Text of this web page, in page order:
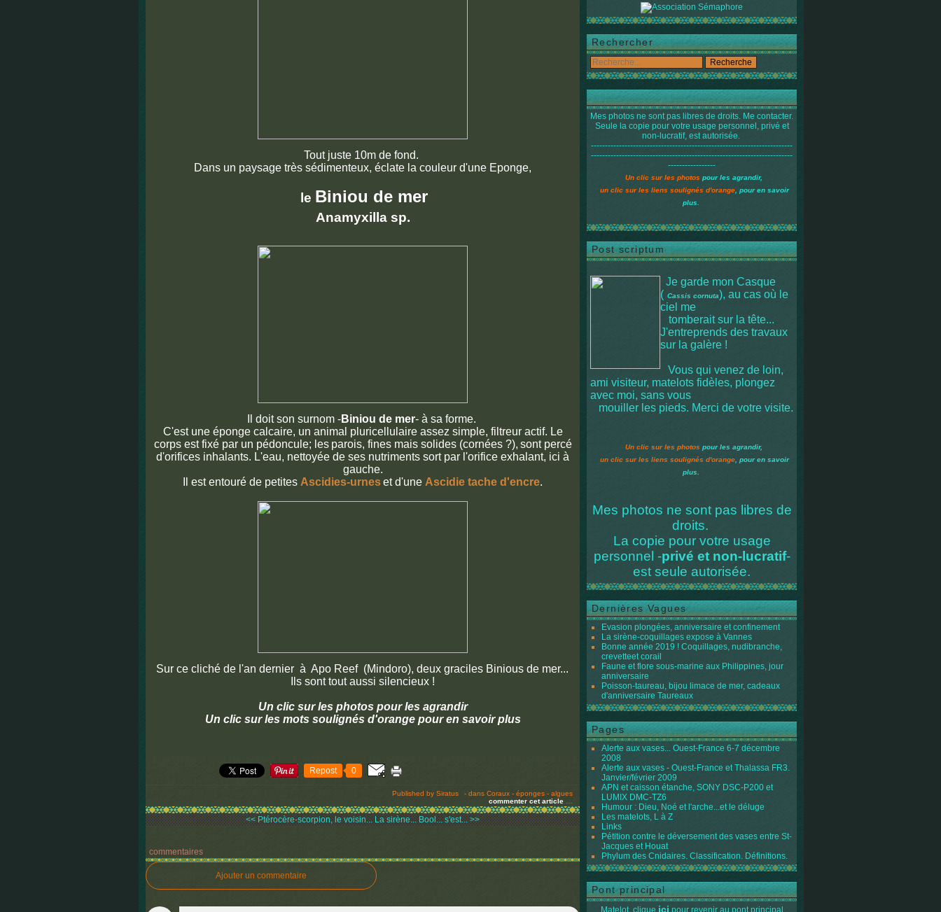
Tout juste 10m de fond.
Dans un paysage très sédimenteux, éclate la couleur d'une Eponge,
le Biniou de mer
Anamyxilla sp.
Il doit son surnom -Biniou de mer- à sa forme.
C'est une éponge calcaire, un animal pluricellulaire assez simple, filtreur actif. Le
corps est fixé par un pédoncule; les parois, fines mais solides (cornées ?), sont percé
d'orifices inhalants. L'eau, nettoyée de ses nutriments sort par l'orifice exhalant, ici à
gauche.
Il est entouré de petites Ascidies-urneset d'une Ascidie tache d'encre.
Sur ce cliché de l'an dernier à Apo Reef (Mindoro), deux graciles Binious de mer...
Ils sont tout aussi silencieux !
Un clic sur les photos pour les agrandir
Un clic sur les mots soulignés d'orange pour en savoir plus
Repost 0
Published by Siratus - dans Coraux - éponges - algues
commenter cet article
<< Ptérocère-scorpion, le voisin... La sirène... Bool... s'est... >>
commentaires
Ajouter un commentaire
Rechercher
Mes photos ne sont pas libres de droits. Me contacter.
Seule la copie pour votre usage personnel, privé et
non-lucratif, est autorisée.
------------------------------------------------------------------------
------------------------------------------------------------------------
-----------------
Un clic sur les photos pour les agrandir,
un clic sur les liens soulignés d'orange , pour en savoir
plus.
Post scriptum
Je garde mon Casque
( Cassis cornuta), au cas où le
ciel me
tomberait sur la tête...
J'entreprends des travaux
sur la galère !
Vous qui venez de loin,
ami visiteur, matelots fidèles, plongez
avec moi, sans vous
mouiller les pieds. Merci de votre visite.
Un clic sur les photos pour les agrandir,
un clic sur les liens soulignés d'orange , pour en savoir
plus.
Mes photos ne sont pas libres de
droits.
La copie pour votre usage
personnel -privé et non-lucratif-
est seule autorisée.
Dernières Vagues
Evasion plongées, anniversaire et confinement
La sirène-coquillages expose à Vannes
Bonne année 2019 ! Coquillages, nudibranche,
crevetteet corail
Faune et flore sous-marine aux Philippines, jour
anniversaire
Poisson-taureau, bijou limace de mer, cadeaux
d'anniversaire Taureaux
Pages
Alerte aux vases... Ouest-France 6-7 décembre
2008
Alerte aux vases - Ouest-France et Thalassa FR3.
Janvier/février 2009
APN et caisson étanche, SONY DSC-P200 et
LUMIX DMC-TZ6
Humour : Dieu, Noé et l'arche...et le déluge
Les matelots, L à Z
Links
Pétition contre le déversement des vases entre St-
Jacques et Houat
Phylum des Cnidaires. Classification. Définitions.
Pont principal
Matelot, clique ici pour revenir au pont principal